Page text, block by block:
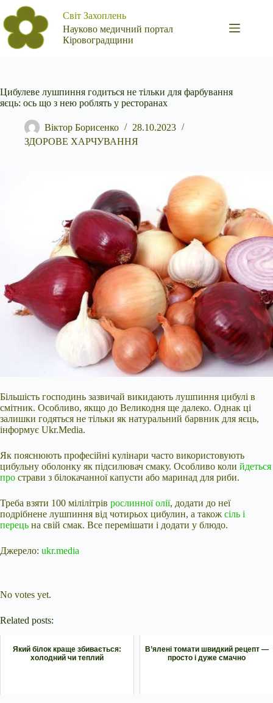
Перейти
до
вмісту
Світ Захоплень
Науково медичний портал
Кіровоградщини
Цибулеве лушпиння годиться не тільки для фарбування
яєць: ось що з нею роблять у ресторанах
Віктор Борисенко
28.10.2023
ЗДОРОВЕ ХАРЧУВАННЯ
Більшість господинь зазвичай викидають лушпиння цибулі в
смітник. Особливо, якщо до Великодня ще далеко. Однак ці
залишки годяться не тільки як натуральний барвник для яєць,
інформує Ukr.Media.
Як пояснюють професійні кулінари часто використовують
цибульну оболонку як підсилювач смаку. Особливо коли йдеться
про страви з білокачанної капусти або маринад для риби.
Треба взяти 100 мілілітрів рослинної олії, додати до неї
подрібнене лушпиння від чотирьох цибулин, а також сіль і
перець на свій смак. Все перемішати і додати у блюдо.
Джерело: ukr.media
No votes yet.
Related posts:
Який білок краще збивається:
холодний чи теплий
В’ялені томати швидкий рецепт —
просто і дуже смачно